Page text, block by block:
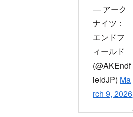
— アーク
ナイツ：
エンドフ
ィールド
(@AKEndf
ieldJP) Ma
rch 9, 2026